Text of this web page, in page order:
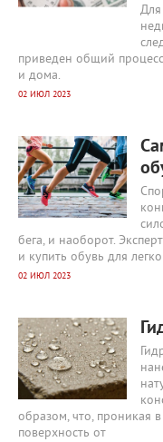
Для
приведен общий
и дома.
02 ИЮЛ 2023
бега, и наоборот.
и купить обувь для
02 ИЮЛ 2023
образом, что, проникая
поверхность от